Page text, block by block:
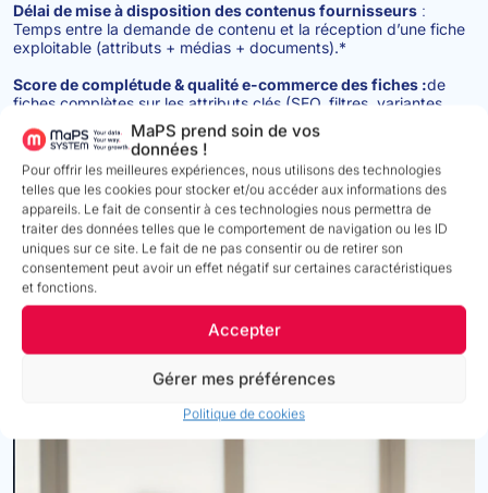
MaPS prend soin de vos
données !
Pour offrir les meilleures expériences, nous utilisons des technologies
telles que les cookies pour stocker et/ou accéder aux informations des
appareils. Le fait de consentir à ces technologies nous permettra de
traiter des données telles que le comportement de navigation ou les ID
uniques sur ce site. Le fait de ne pas consentir ou de retirer son
consentement peut avoir un effet négatif sur certaines caractéristiques
et fonctions.
Accepter
Gérer mes préférences
Politique de cookies
Délai de mise à disposition des contenus fournisseurs :
Temps entre la demande de contenu et la réception d’une fiche
exploitable (attributs + médias + documents).*
Score de complétude & qualité e-commerce des fiches :de
fiches complètes sur les attributs clés (SEO, filtres, variantes,
bénéfices, médias) + taux d’anomalies détectées/corrigées.
Conformité & risque de déréférencement
Loi AGEC, exigences marketplaces) :% de produits avec
preuves/documentation requises + taux de rejets / blocages sur
canaux (marketplaces/partenaires) liés à la donnée.
Time-to-market marketing :Temps entre “go marketing”
(lancement/préco/promo) et publication effective sur les canaux
(site + marketplaces + pays).
Autonomie client & qualité de service via chatbot
demandes clients résolues en autonomie via chatbot grâce à la
donnée produit disponible et à jour dans le PIM.Exemple :
jusqu’à 70 % des demandes gérées en autonomie
chatbot connecté au PIM.